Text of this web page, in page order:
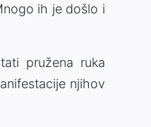
ih je došlo i
pružena ruka
njihov